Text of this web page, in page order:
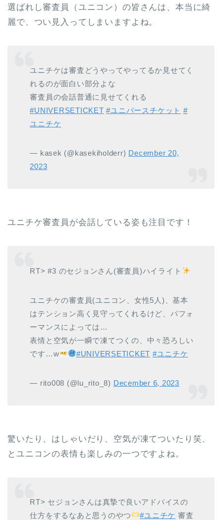
選ばれし審査員（ユニコン）の皆さんは、本当に綺
麗で、つい見入ってしまいますよね。
ユニチケは審査どうやってやってるか見せてく
れるのが面白い部分よな
審査員の会話普通に見せてくれる
#UNIVERSETICKET #ユニバースチケット #
ユニチケ
— kasek (@kasekiholderr) December 20,
2023
ユニチケ審査員が会話している姿も注目です！
RT> #3 のセジョンさん(審査員)ハイライト
ユニチケの審査員(ユニコン、女性5人)、基本
はテンション高く見守ってくれるけど、パフォ
ーマンスによっては…
表情と空気が一瞬で凍てつくの、中々恐ろしい
です…w
#UNIVERSETICKET #ユニチケ
— rito008 (@lu_rito_8) December 6, 2023
驚いたり、はしゃいだり、空気が凍てついたり笑、
とユニコンの表情も楽しみの一つですよね。
RT> セジョンさんは真摯で良いアドバイスの
仕方をするなあと思うのやつ
#ユニチケ 審査